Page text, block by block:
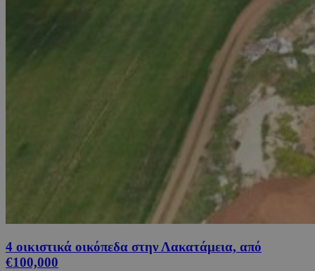
4 οικιστικά οικόπεδα στην Λακατάμεια, από
€100,000